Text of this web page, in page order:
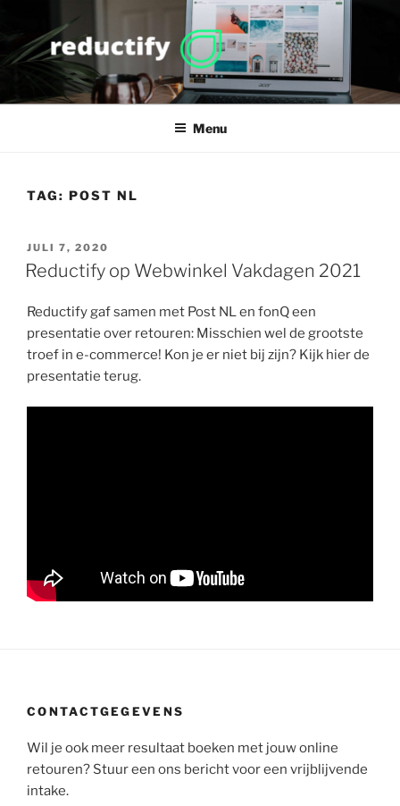
de
inhoud
REDUCTIFY
more value, less waste
Menu
TAG: POST NL
GEPLAATST
OP
JULI 7, 2020
Reductify op Webwinkel Vakdagen 2021
Reductify gaf samen met Post NL en fonQ een
presentatie over retouren: Misschien wel de grootste
troef in e-commerce! Kon je er niet bij zijn? Kijk hier de
presentatie terug.
CONTACTGEGEVENS
Wil je ook meer resultaat boeken met jouw online
retouren? Stuur een ons bericht voor een vrijblijvende
intake.